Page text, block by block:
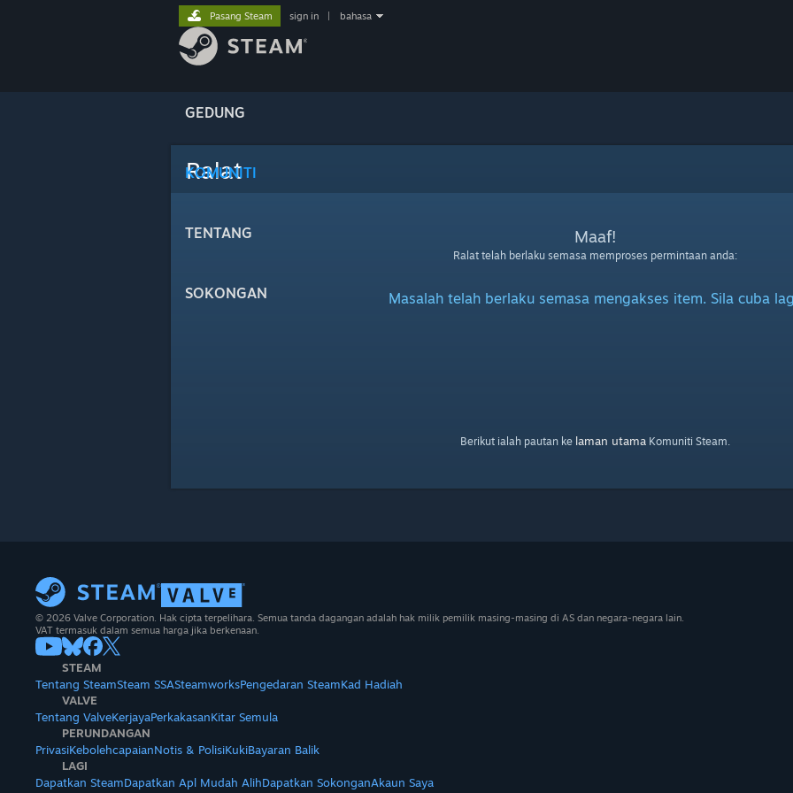
GEDUNG
KOMUNITI
TENTANG
SOKONGAN
Pasang Steam sign in bahasa
Ralat
Maaf!
Ralat telah berlaku semasa memproses permintaan anda:
Masalah telah berlaku semasa mengakses item. Sila cuba
Berikut ialah pautan ke laman utamaKomuniti Steam.
© 2026 Valve Corporation. Hak cipta terpelihara. Semua tanda dagangan adalah hak milik pemilik masing-masing di AS dan negara-negara lain.
VAT termasuk dalam semua harga jika berkenaan.
STEAM
Tentang SteamSteam SSASteamworksPengedaran SteamKad Hadiah
VALVE
Tentang ValveKerjayaPerkakasanKitar Semula
PERUNDANGAN
PrivasiKebolehcapaianNotis & PolisiKukiBayaran Balik
LAGI
Dapatkan SteamDapatkan Apl Mudah AlihDapatkan SokonganAkaun Saya